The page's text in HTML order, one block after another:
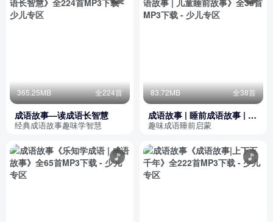
365.25MB 全224首
成语故事—读成语长智慧
经典成语故事趣味学智慧
83.72MB 全38首
成语故事 | 睡前成语故事 | 儿
童睡前故事
趣味成语睡前启蒙